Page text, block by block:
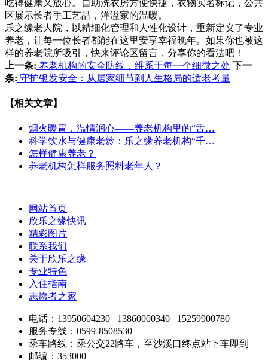
吃得健康又放心。自助洗衣房方便快捷，衣物实名标记，公共
区展示长者手工艺品，洋溢家的温暖。
乐之缘老人院，以精细化管理和人性化设计，重新定义了专业
养老，让每一位长者都能在这里安享幸福晚年。如果你也被这
样的养老院所吸引，快来评论区留言，分享你的看法吧！
上一条: 养老机构的安全防线，维系于每一个细微之处 下一
条: 守护银发安全：从居家细节到人生格局的适老考量
【相关文章】
烟火暖胃，温情润心——养老机构里的“舌…
科学饮水与健康老龄：乐之缘养老机构“千…
怎样健康养老？
养老机构怎样服务照料老年人？
网站首页
欣乐之缘快讯
精彩图片
联系我们
关于欣乐之缘
专业特色
入住指南
志愿者之家
电话：13950604230 13860000340 15259900780
服务专线：0599-8508530
乘车路线：乘公交22路车，至沙溪口终点站下车即到
邮编：353000